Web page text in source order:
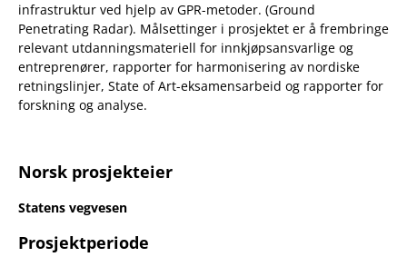
infrastruktur ved hjelp av GPR-metoder. (Ground
Penetrating Radar). Målsettinger i prosjektet er å frembringe
relevant utdanningsmateriell for innkjøpsansvarlige og
entreprenører, rapporter for harmonisering av nordiske
retningslinjer, State of Art-eksamensarbeid og rapporter for
forskning og analyse.
Norsk prosjekteier
Statens vegvesen
Prosjektperiode